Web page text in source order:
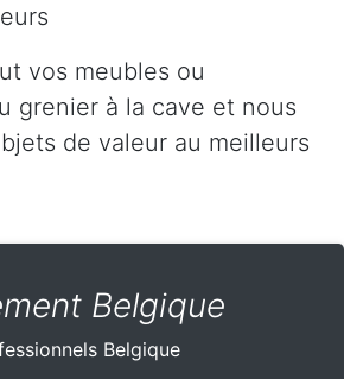
vos meubles ou
grenier à la cave et nous
de valeur au meilleurs
Belgique
Belgique